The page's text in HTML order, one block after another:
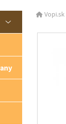
Vopi.sk